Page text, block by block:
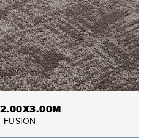
FUSION